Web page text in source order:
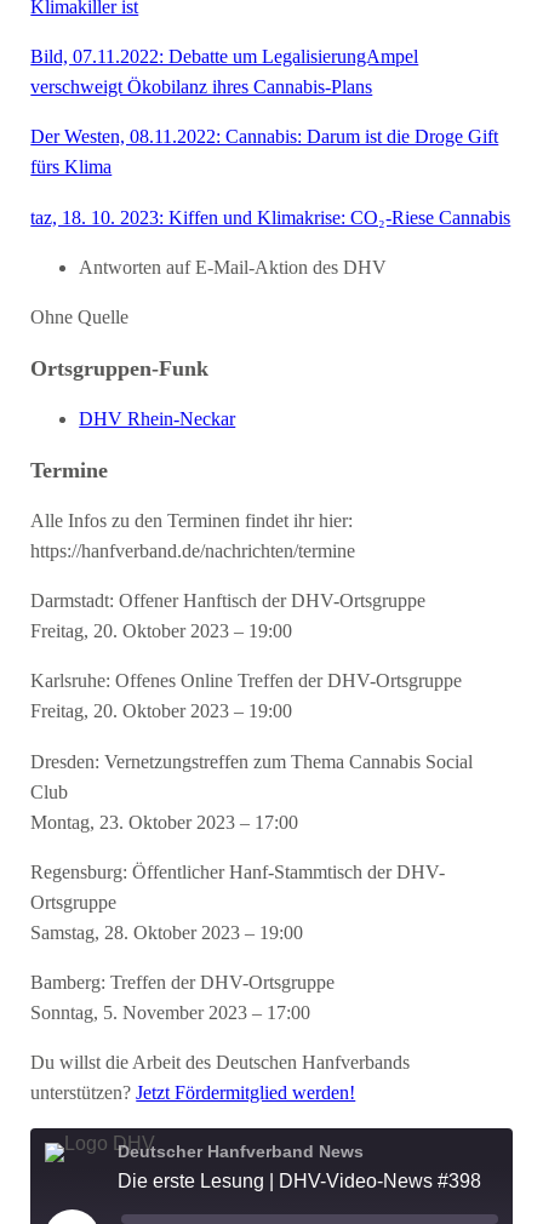
Klimakiller ist
Bild, 07.11.2022: Debatte um LegalisierungAmpel
verschweigt Ökobilanz ihres Cannabis-Plans
Der Westen, 08.11.2022: Cannabis: Darum ist die Droge Gift
fürs Klima
taz, 18. 10. 2023: Kiffen und Klimakrise: CO₂-Riese Cannabis
Antworten auf E-Mail-Aktion des DHV
Ohne Quelle
Ortsgruppen-Funk
DHV Rhein-Neckar
Termine
Alle Infos zu den Terminen findet ihr hier:
https://hanfverband.de/nachrichten/termine
Darmstadt: Offener Hanftisch der DHV-Ortsgruppe
Freitag, 20. Oktober 2023 – 19:00
Karlsruhe: Offenes Online Treffen der DHV-Ortsgruppe
Freitag, 20. Oktober 2023 – 19:00
Dresden: Vernetzungstreffen zum Thema Cannabis Social
Club
Montag, 23. Oktober 2023 – 17:00
Regensburg: Öffentlicher Hanf-Stammtisch der DHV-
Ortsgruppe
Samstag, 28. Oktober 2023 – 19:00
Bamberg: Treffen der DHV-Ortsgruppe
Sonntag, 5. November 2023 – 17:00
Du willst die Arbeit des Deutschen Hanfverbands
unterstützen?Jetzt Fördermitglied werden!
Deutscher Hanfverband News
Die erste Lesung | DHV-Video-News #398